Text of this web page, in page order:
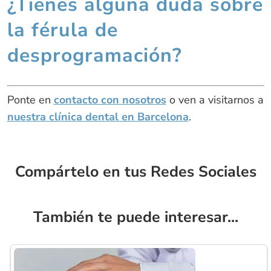
la férula de
desprogramación?
Ponte en contacto con nosotros o ven a visitarnos a
nuestra clínica dental en Barcelona.
Compártelo en tus Redes Sociales
También te puede interesar...